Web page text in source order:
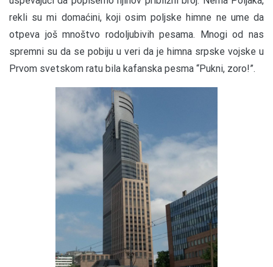
rekli su mi domaćini, koji osim poljske himne ne ume da
otpeva još mnoštvo rodoljubivih pesama. Mnogi od nas
spremni su da se pobiju u veri da je himna srpske vojske u
Prvom svetskom ratu bila kafanska pesma “Pukni, zoro!”.